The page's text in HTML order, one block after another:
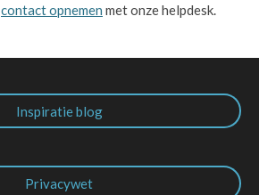
contact opnemen met onze helpdesk.
Inspiratie blog
Privacywet